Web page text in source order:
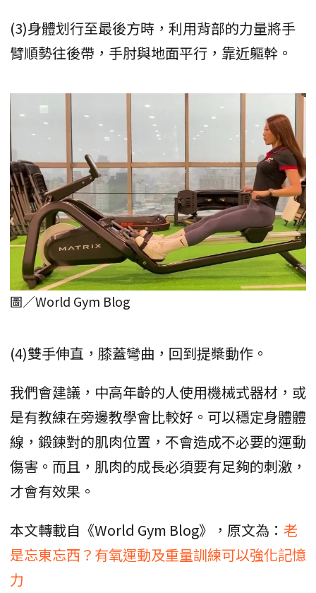
(3)身體划行至最後方時，利用背部的力量將手
臂順勢往後帶，手肘與地面平行，靠近軀幹。
圖／World Gym Blog
(4)雙手伸直，膝蓋彎曲，回到提槳動作。
我們會建議，中高年齡的人使用機械式器材，或
是有教練在旁邊教學會比較好。可以穩定身體體
線，鍛鍊對的肌肉位置，不會造成不必要的運動
傷害。而且，肌肉的成長必須要有足夠的刺激，
才會有效果。
本文轉載自《World Gym Blog》，原文為： 老
是忘東忘西？有氧運動及重量訓練可以強化記憶
力